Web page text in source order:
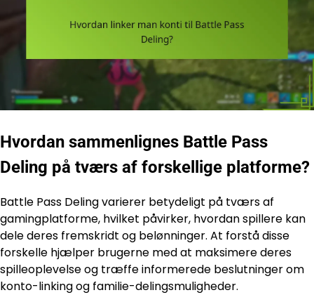
Hvordan sammenlignes Battle Pass
Deling på tværs af forskellige platforme?
Battle Pass Deling varierer betydeligt på tværs af
gamingplatforme, hvilket påvirker, hvordan spillere kan
dele deres fremskridt og belønninger. At forstå disse
forskelle hjælper brugerne med at maksimere deres
spilleoplevelse og træffe informerede beslutninger om
konto-linking og familie-delingsmuligheder.